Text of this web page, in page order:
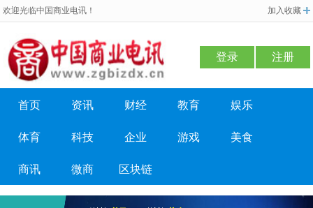
欢迎光临中国商业电讯！ 加入收藏
登录 注册
首页 资讯 财经 教育 娱乐
体育 科技 企业 游戏 美食
商讯 微商 区块链